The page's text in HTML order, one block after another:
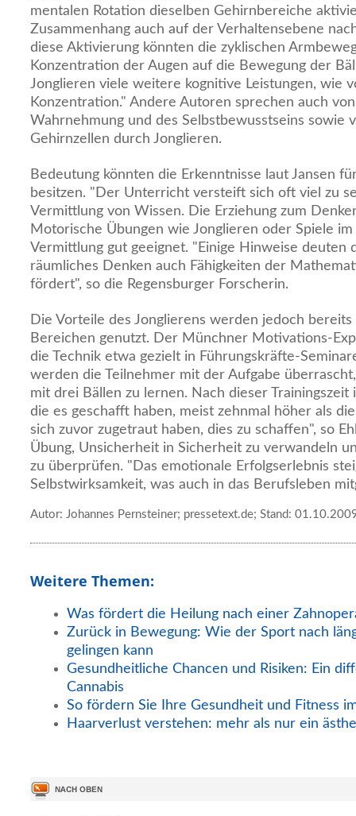
mentalen Rotation dieselben Gehirnbereiche
Zusammenhang auch auf der Verhaltensebene
diese Aktivierung könnten die zyklischen
Konzentration der Augen auf die Bewegung der
Jonglieren viele weitere kognitive Leistungen, wie
Konzentration." Andere Autoren sprechen auch
Wahrnehmung und des Selbstbewusstseins sowie
Gehirnzellen durch Jonglieren.
Bedeutung könnten die Erkenntnisse laut Jansen
besitzen. "Der Unterricht versteift sich oft viel zu
Vermittlung von Wissen. Die Erziehung zum
Motorische Übungen wie Jonglieren oder Spiele
Vermittlung gut geeignet. "Einige Hinweise deuten
räumliches Denken auch Fähigkeiten der
fördert", so die Regensburger Forscherin.
Die Vorteile des Jonglierens werden jedoch bereits
Bereichen genutzt. Der Münchner Motivations-
die Technik etwa gezielt in Führungskräfte-
werden die Teilnehmer mit der Aufgabe
mit drei Bällen zu lernen. Nach dieser
die es geschafft haben, meist zehnmal höher als
sich zuvor zugetraut haben, dies zu schaffen", so
Übung, Unsicherheit in Sicherheit zu verwandeln
zu überprüfen. "Das emotionale Erfolgserlebnis
Selbstwirksamkeit, was auch in das Berufsleben
Autor: Johannes Pernsteiner; pressetext.de; Stand:
Weitere Themen:
Was fördert die Heilung nach einer
Zurück in Bewegung: Wie der Sport nach
gelingen kann
Gesundheitliche Chancen und Risiken: Ein
Cannabis
So fördern Sie Ihre Gesundheit und Fitness
Haarverlust verstehen: mehr als nur ein